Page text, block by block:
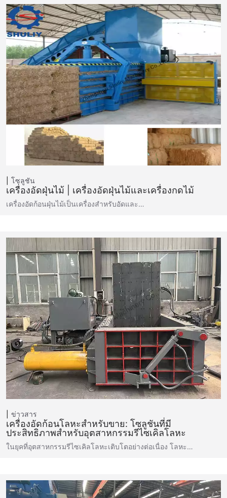
โซลูชัน
เครื่องอัดฝุ่นไม้ | เครื่องอัดฝุ่นไม้และเครื่องกดไม้
เครื่องอัดก้อนฝุ่นไม้เป็นเครื่องสำหรับอัดและ…
ข่าวสาร
เครื่องอัดก้อนโลหะสำหรับขาย: โซลูชันที่มี
ประสิทธิภาพสำหรับอุตสาหกรรมรีไซเคิลโลหะ
ในยุคที่อุตสาหกรรมรีไซเคิลโลหะเติบโตอย่างต่อเนื่อง โลหะ…